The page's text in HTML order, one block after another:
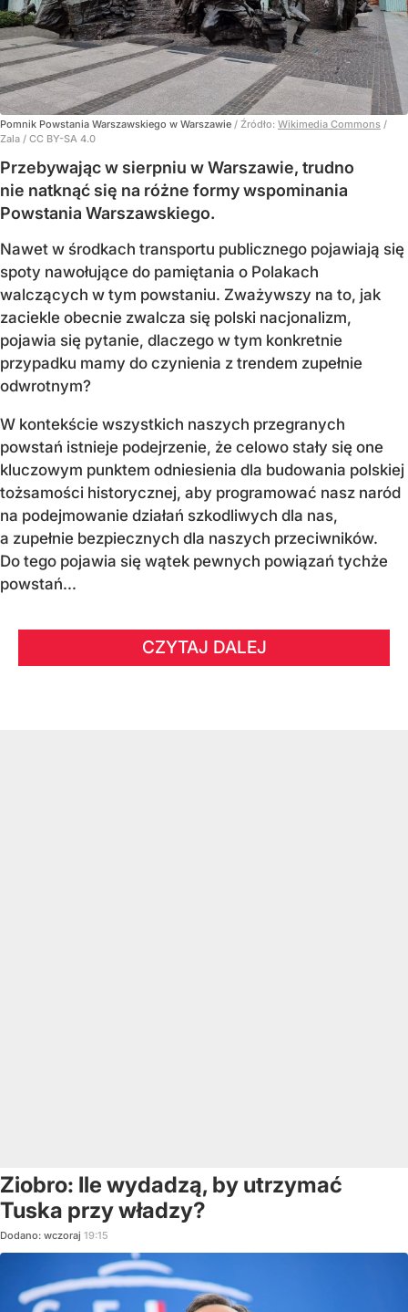
Pomnik Powstania Warszawskiego w Warszawie / Źródło: Wikimedia Commons /
Zala / CC BY-SA 4.0
Przebywając w sierpniu w Warszawie, trudno
nie natknąć się na różne formy wspominania
Powstania Warszawskiego.
Nawet w środkach transportu publicznego pojawiają się
spoty nawołujące do pamiętania o Polakach
walczących w tym powstaniu. Zważywszy na to, jak
zaciekle obecnie zwalcza się polski nacjonalizm,
pojawia się pytanie, dlaczego w tym konkretnie
przypadku mamy do czynienia z trendem zupełnie
odwrotnym?
W kontekście wszystkich naszych przegranych
powstań istnieje podejrzenie, że celowo stały się one
kluczowym punktem odniesienia dla budowania polskiej
tożsamości historycznej, aby programować nasz naród
na podejmowanie działań szkodliwych dla nas,
a zupełnie bezpiecznych dla naszych przeciwników.
Do tego pojawia się wątek pewnych powiązań tychże
powstań...
CZYTAJ DALEJ
Ziobro: Ile wydadzą, by utrzymać
Tuska przy władzy?
Dodano: wczoraj 19:15